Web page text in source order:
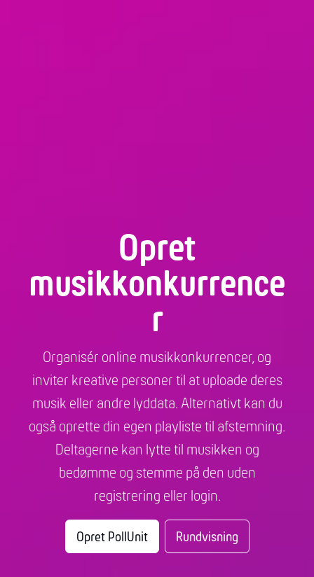
Opret
musikkonkurrence
r
Organisér online musikkonkurrencer, og
inviter kreative personer til at uploade deres
musik eller andre lyddata. Alternativt kan du
også oprette din egen playliste til afstemning.
Deltagerne kan lytte til musikken og
bedømme og stemme på den uden
registrering eller login.
Opret PollUnit Rundvisning